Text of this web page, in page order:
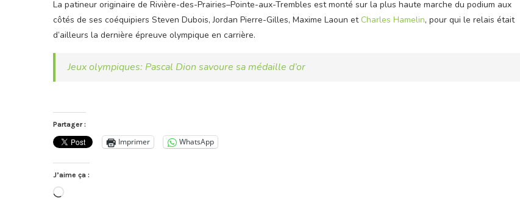
La patineur originaire de Rivière-des-Prairies–Pointe-aux-Trembles est monté sur la plus haute marche du podium aux
côtés de ses coéquipiers Steven Dubois, Jordan Pierre-Gilles, Maxime Laoun et Charles Hamelin, pour qui le relais était
d’ailleurs la dernière épreuve olympique en carrière.
Jeux olympiques: Pascal Dion savoure sa médaille d’or
Partager :
Imprimer WhatsApp
J’aime ça :
Chargement…